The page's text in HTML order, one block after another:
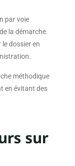
par voie
la démarche.
dossier en
méthodique
en évitant des
sur